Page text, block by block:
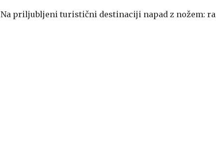
Na priljubljeni turistični destinaciji napad z nožem: